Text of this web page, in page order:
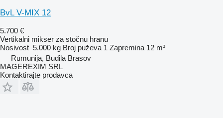
BvL V-MIX 12
5.700 €
Vertikalni mikser za stočnu hranu
Nosivost 5.000 kg Broj puževa 1 Zapremina 12 m³
Rumunija, Budila Brasov
MAGEREXIM SRL
Kontaktirajte prodavca